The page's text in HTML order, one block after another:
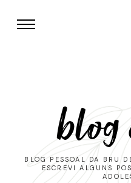
BLOG PESSOAL DA BRU
ESCREVI ALGUNS